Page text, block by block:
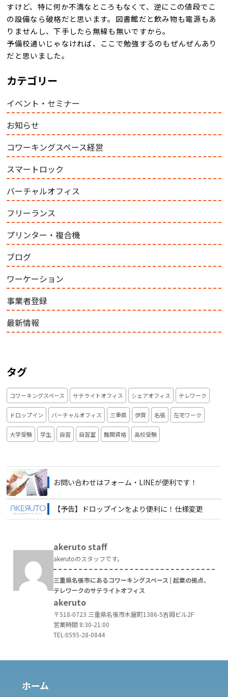
すけど、特に何か不満なところもなくて、逆にこの値段でこ
の設備なら破格だと思います。図書館だと飲み物も電源もあ
りませんし、下手したら無線も無いですから。
予備校通いじゃなければ、ここで勉強するのもぜんぜんあり
だと思いました。
カテゴリー
イベント・セミナー
お知らせ
コワーキングスペース経営
スマートロック
バーチャルオフィス
フリーランス
プリンター・複合機
ブログ
ワーケーション
事業者登録
最新情報
タグ
コワーキングスペース サテライトオフィス シェアオフィス テレワーク
ドロップイン バーチャルオフィス 三重県 伊賀 名張 在宅ワーク
大学受験 学生 自習 自習室 難関資格 高校受験
お問い合わせはフォーム・LINEが便利です！
【予告】ドロップインをより便利に！仕様変更
akeruto staff
akerutoのスタッフです。
三重県名張市にあるコワーキングスペース | 起業の拠点、
テレワークのサテライトオフィス
akeruto
〒518-0723 三重県名張市木屋町1386-5吉岡ビル2F
営業時間 8:30-21:00
TEL:0595-28-0844
ホーム